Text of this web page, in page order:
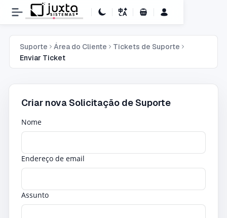
Carrinho de Compras
Suporte Área do Cliente
Tickets de Suporte
Enviar Ticket
Criar nova Solicitação de Suporte
Nome
Endereço de email
Assunto